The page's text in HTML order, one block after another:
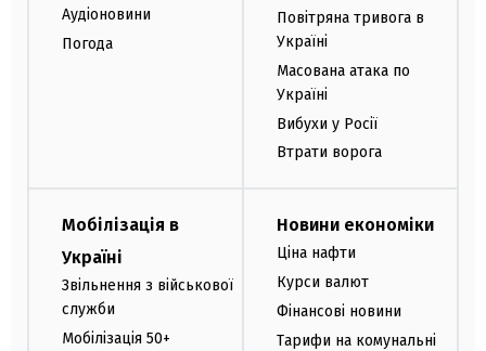
Аудіоновини
Погода
Повітряна тривога в
Україні
Масована атака по
Україні
Вибухи у Росії
Втрати ворога
Мобілізація в
Україні
Звільнення з військової
служби
Мобілізація 50+
Новини економіки
Ціна нафти
Курси валют
Фінансові новини
Тарифи на комунальні